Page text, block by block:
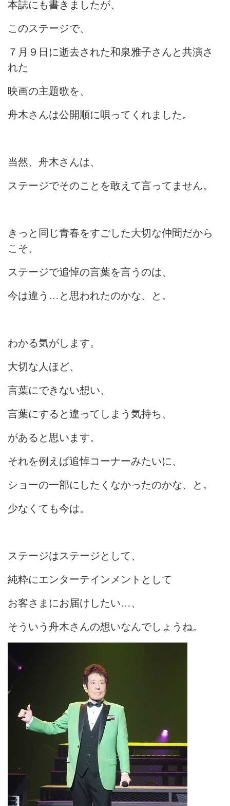
本誌にも書きましたが、
このステージで、
７月９日に逝去された和泉雅子さんと共演さ
れた
映画の主題歌を、
舟木さんは公開順に唄ってくれました。
当然、舟木さんは、
ステージでそのことを敢えて言ってません。
きっと同じ青春をすごした大切な仲間だから
こそ、
ステージで追悼の言葉を言うのは、
今は違う…と思われたのかな、と。
わかる気がします。
大切な人ほど、
言葉にできない想い、
言葉にすると違ってしまう気持ち、
があると思います。
それを例えば追悼コーナーみたいに、
ショーの一部にしたくなかったのかな、と。
少なくても今は。
ステージはステージとして、
純粋にエンターテインメントとして
お客さまにお届けしたい…、
そういう舟木さんの想いなんでしょうね。